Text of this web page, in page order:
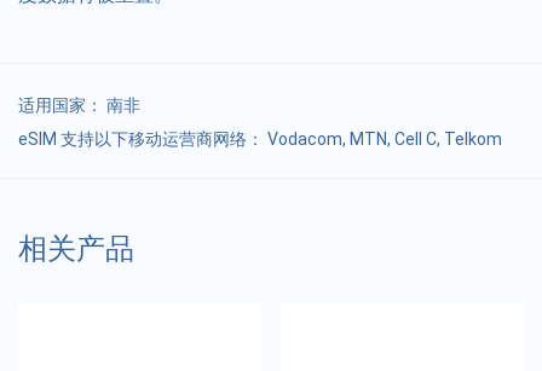
适用国家： 南非
eSIM 支持以下移动运营商网络： Vodacom, MTN, Cell C, Telkom
相关产品